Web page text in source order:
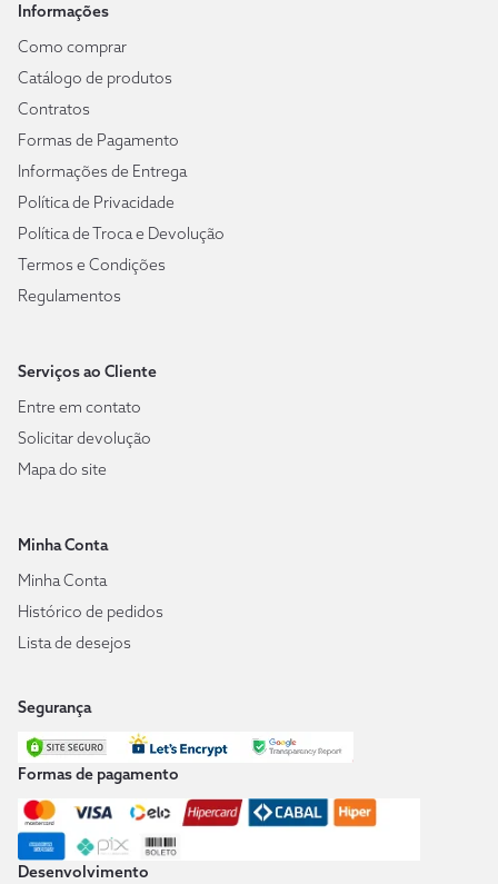
Informações
Como comprar
Catálogo de produtos
Contratos
Formas de Pagamento
Informações de Entrega
Política de Privacidade
Política de Troca e Devolução
Termos e Condições
Regulamentos
Serviços ao Cliente
Entre em contato
Solicitar devolução
Mapa do site
Minha Conta
Minha Conta
Histórico de pedidos
Lista de desejos
Segurança
Formas de pagamento
Desenvolvimento